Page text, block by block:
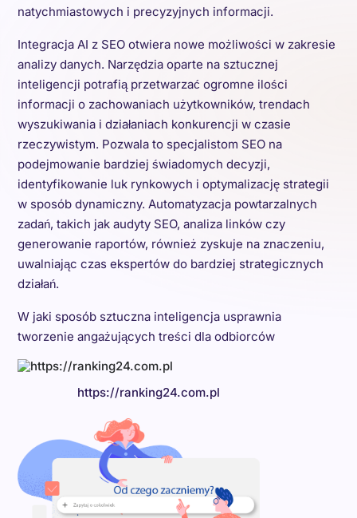
natychmiastowych i precyzyjnych informacji.
Integracja AI z SEO otwiera nowe możliwości w zakresie
analizy danych. Narzędzia oparte na sztucznej
inteligencji potrafią przetwarzać ogromne ilości
informacji o zachowaniach użytkowników, trendach
wyszukiwania i działaniach konkurencji w czasie
rzeczywistym. Pozwala to specjalistom SEO na
podejmowanie bardziej świadomych decyzji,
identyfikowanie luk rynkowych i optymalizację strategii
w sposób dynamiczny. Automatyzacja powtarzalnych
zadań, takich jak audyty SEO, analiza linków czy
generowanie raportów, również zyskuje na znaczeniu,
uwalniając czas ekspertów do bardziej strategicznych
działań.
W jaki sposób sztuczna inteligencja usprawnia
tworzenie angażujących treści dla odbiorców
https://ranking24.com.pl